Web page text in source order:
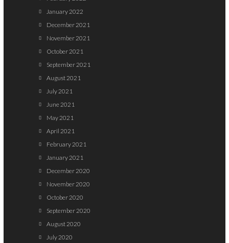
January 2022
December 2021
November 2021
October 2021
September 2021
August 2021
July 2021
June 2021
May 2021
April 2021
February 2021
January 2021
December 2020
November 2020
October 2020
September 2020
August 2020
July 2020